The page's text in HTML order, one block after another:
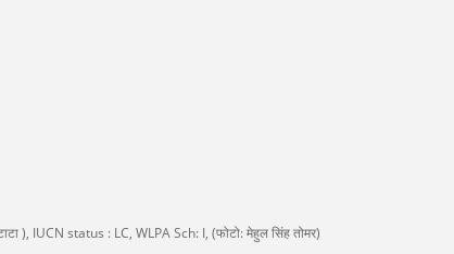
), IUCN status : LC, WLPA Sch: I, (फोटो: मेहुल सिंह तोमर)